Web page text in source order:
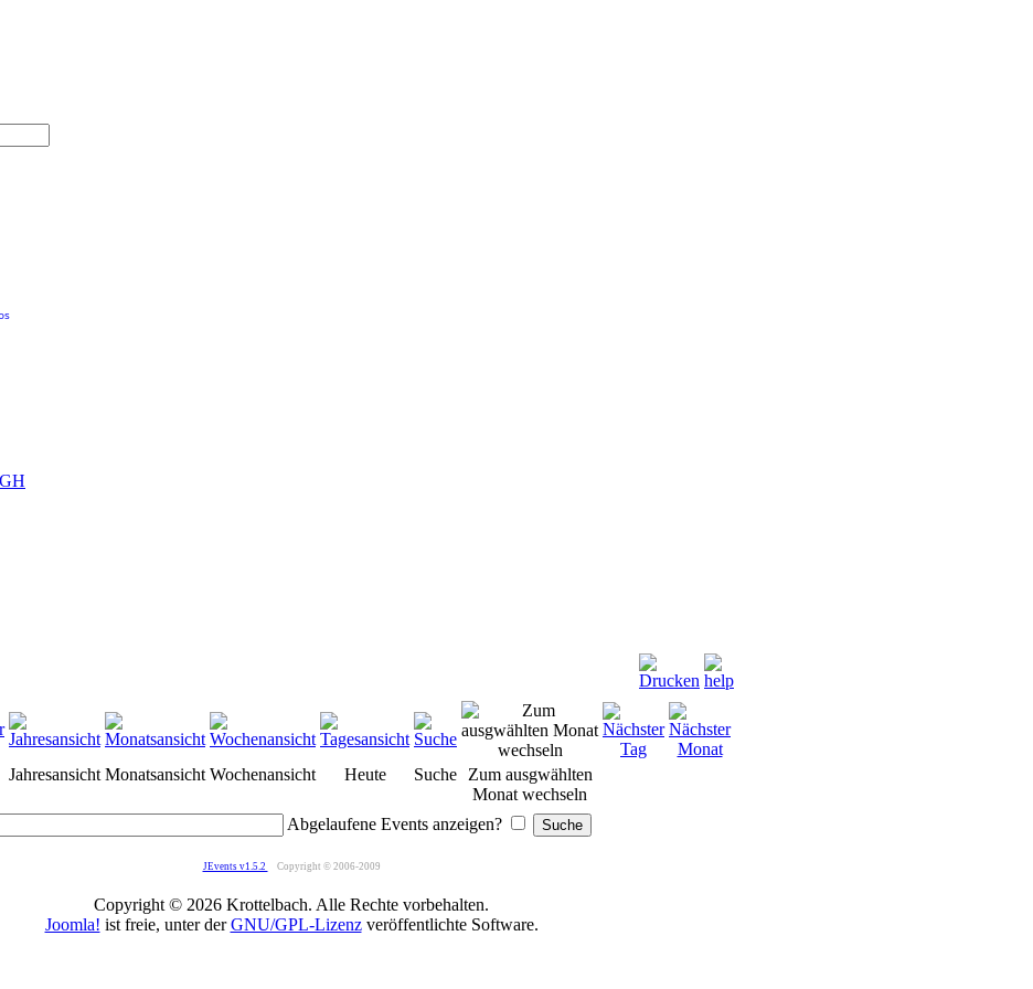
Jahresansicht Monatsansicht Wochenansicht Heute Suche
Zum ausgwählten
Monat wechseln
Abgelaufene Events anzeigen?
JEvents v1.5.2 Copyright © 2006-2009
Copyright © 2026 Krottelbach. Alle Rechte vorbehalten.
Joomla! ist freie, unter derGNU/GPL-Lizenzveröffentlichte Software.